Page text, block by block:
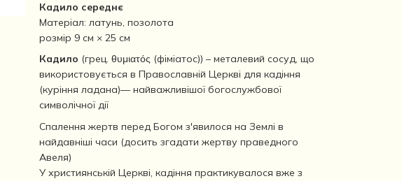
Кадило середнє
Матеріал: латунь, позолота
розмір 9 см × 25 см
Кадило (грец. θυμιατός (фіміатос)) – металевий сосуд, що
використовується в Православній Церкві для кадіння
(куріння ладана)— найважливішої богослужбової
символічної дії
Спалення жертв перед Богом з'явилося на Землі в
найдавніші часи (досить згадати жертву праведного
Авеля)
У християнській Церкві, кадіння практикувалося вже з